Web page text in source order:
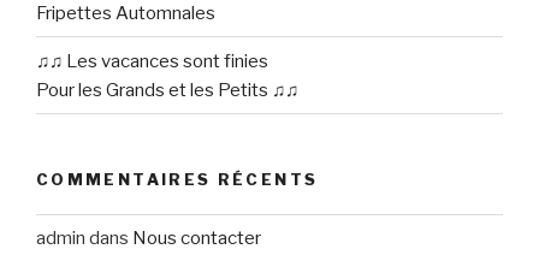
Fripettes Automnales
♫♫ Les vacances sont finies
Pour les Grands et les Petits ♫♫
COMMENTAIRES RÉCENTS
admin dans Nous contacter